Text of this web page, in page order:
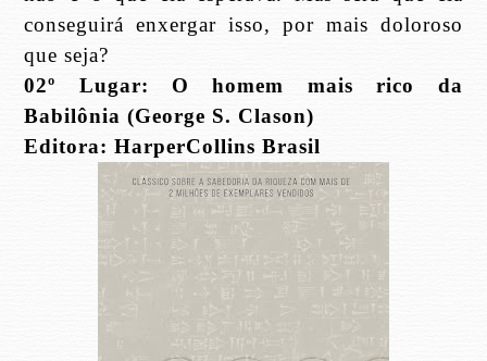
conseguirá enxergar isso, por mais doloroso
que seja?
02º Lugar: O homem mais rico da
Babilônia (George S. Clason)
Editora: HarperCollins Brasil